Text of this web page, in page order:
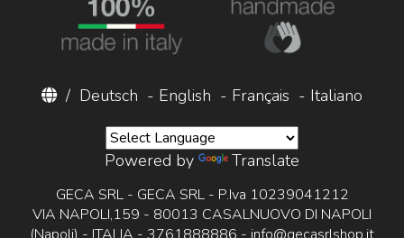
/ Deutsch - English - Français - Italiano
Powered by Translate
GECA SRL - GECA SRL - P.Iva 10239041212
VIA NAPOLI,159 - 80013 CASALNUOVO DI NAPOLI